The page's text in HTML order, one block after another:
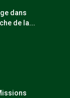
dans
de la...